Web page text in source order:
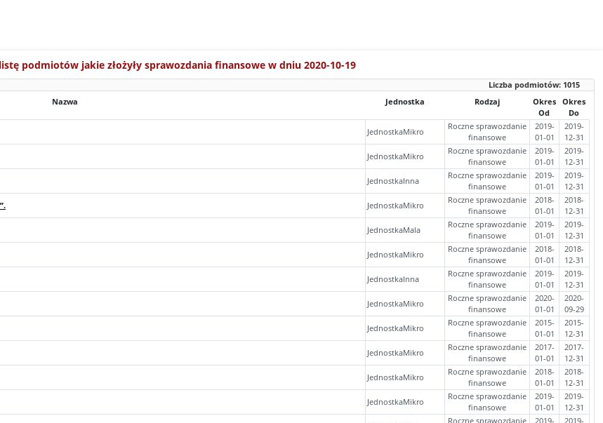
podmiotów jakie złożyły sprawozdania finansowe w dniu 2020-10-19
Liczba podmiotów: 1015
Nazwa Jednostka Rodzaj
Okres
Od
Okres
Do
JednostkaMikro
Roczne sprawozdanie
finansowe
2019-
01-01
2019-
12-31
JednostkaMikro
Roczne sprawozdanie
finansowe
2019-
01-01
2019-
12-31
JednostkaInna
Roczne sprawozdanie
finansowe
2019-
01-01
2019-
12-31
JednostkaMikro
Roczne sprawozdanie
finansowe
2018-
01-01
2018-
12-31
JednostkaMala
Roczne sprawozdanie
finansowe
2019-
01-01
2019-
12-31
JednostkaMikro
Roczne sprawozdanie
finansowe
2018-
01-01
2018-
12-31
JednostkaInna
Roczne sprawozdanie
finansowe
2019-
01-01
2019-
12-31
JednostkaMikro
Roczne sprawozdanie
finansowe
2020-
01-01
2020-
09-29
JednostkaMikro
Roczne sprawozdanie
finansowe
2015-
01-01
2015-
12-31
JednostkaMikro
Roczne sprawozdanie
finansowe
2017-
01-01
2017-
12-31
JednostkaMikro
Roczne sprawozdanie
finansowe
2018-
01-01
2018-
12-31
JednostkaMikro
Roczne sprawozdanie
finansowe
2019-
01-01
2019-
12-31
Roczne sprawozdanie
2019-
2019-